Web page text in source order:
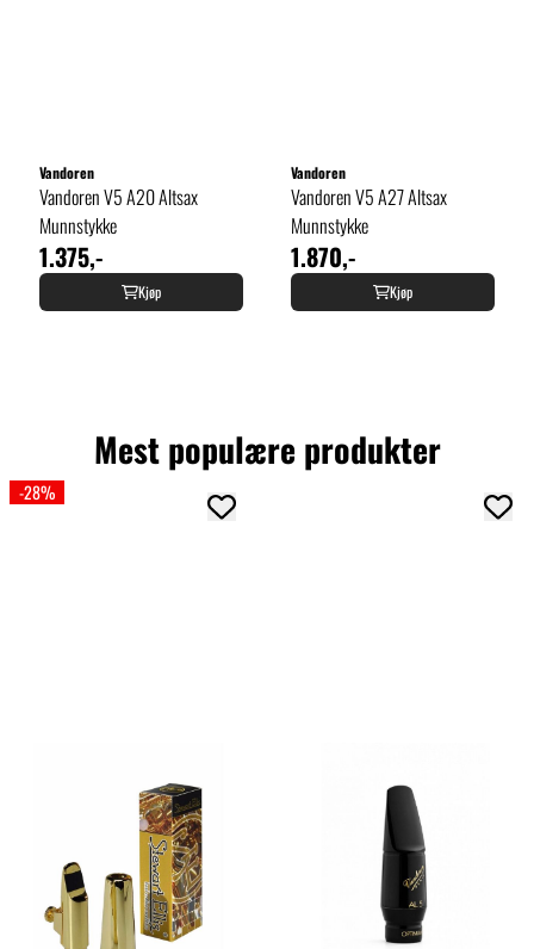
Vandoren
Vandoren V5 A20 Altsax
Munnstykke
1.375,-
Kjøp
Vandoren
Vandoren V5 A27 Altsax
Munnstykke
1.870,-
Kjøp
Mest populære produkter
-28%